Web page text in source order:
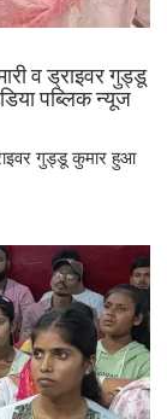
व ड्राइवर गुड्डू
पब्लिक न्यूज
गुड्डू कुमार हुआ